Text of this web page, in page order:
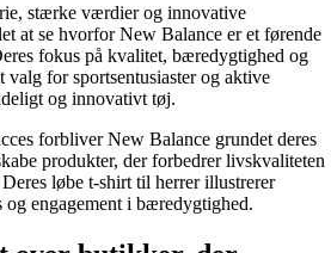
stærke værdier og innovative
at se hvorfor New Balance er et førende
fokus på kvalitet, bæredygtighed og
for sportsentusiaster og aktive
og innovativt tøj.
forbliver New Balance grundet deres
produkter, der forbedrer livskvaliteten
løbe t-shirt til herrer illustrerer
engagement i bæredygtighed.